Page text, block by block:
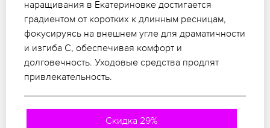
наращивания в Екатериновке достигается
градиентом от коротких к длинным ресницам,
фокусируясь на внешнем угле для драматичности
и изгиба C, обеспечивая комфорт и
долговечность. Уходовые средства продлят
привлекательность.
Скидка 29%